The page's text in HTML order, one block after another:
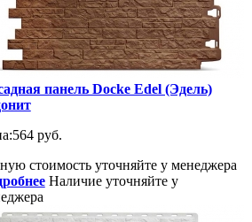
панель Docke Edel (Эдель)
564 руб.
стоимость уточняйте у менеджера
Наличие уточняйте у